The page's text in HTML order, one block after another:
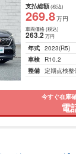
支払総額(税込)
269.8万円
車両価格(税込)
263.2万円
年式 2023(R5)
車検
R10.2
整備 定期点検整
今すぐ在庫
電